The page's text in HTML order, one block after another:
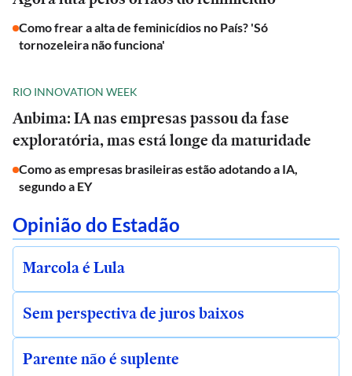
Como frear a alta de feminicídios no País? 'Só
tornozeleira não funciona'
RIO INNOVATION WEEK
Anbima: IA nas empresas passou da fase
exploratória, mas está longe da maturidade
Como as empresas brasileiras estão adotando a IA,
segundo a EY
Opinião do Estadão
Marcola é Lula
Sem perspectiva de juros baixos
Parente não é suplente